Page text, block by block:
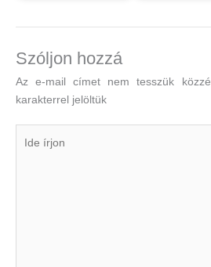
Szóljon hozzá
Az e-mail címet nem tesszük közzé.
karakterrel jelöltük